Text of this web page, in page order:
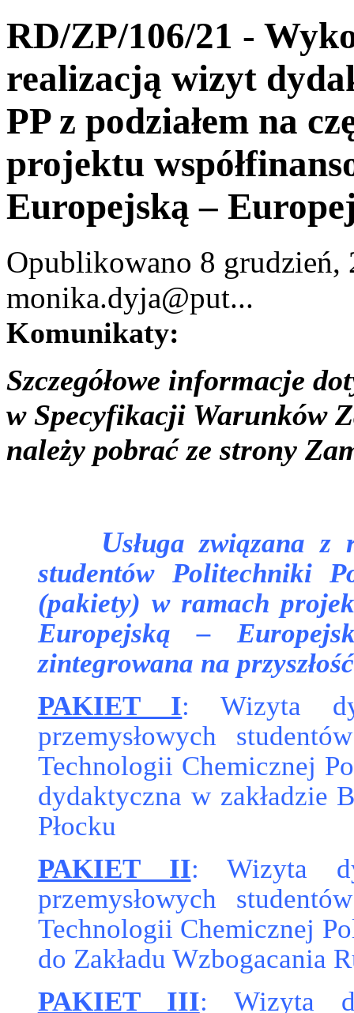
RD/ZP/106/21 -
realizacją wizyt
PP z podziałem na
projektu
Europejską –
Opublikowano 8 grudzień,
monika.dyja@put...
Komunikaty:
Szczegółowe informacje
w Specyfikacji Warunków
należy pobrać ze strony
Usługa związana z
studentów Politechniki
(pakiety) w ramach
Europejską –
zintegrowana na
PAKIET I: Wizyta
przemysłowych
Technologii Chemicznej
dydaktyczna w zakładzie
Płocku
PAKIET II: Wizyta
przemysłowych
Technologii Chemicznej
do Zakładu Wzbogacania
PAKIET III: Wizyta